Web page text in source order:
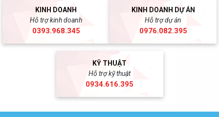
KINH DOANH
Hỗ trợ kinh doanh
0393.968.345
KINH DOANH DỰ ÁN
Hỗ trợ dự án
0976.082.395
KỸ THUẬT
Hỗ trợ kỹ thuật
0934.616.395